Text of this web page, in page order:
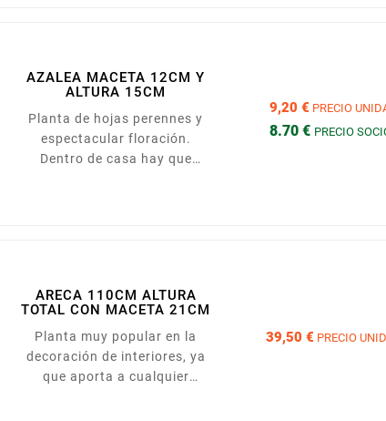
AZALEA MACETA 12CM Y
ALTURA 15CM
Planta de hojas perennes y
espectacular floración.
Dentro de casa hay que
9,20 € PRECIO
8.70 € PRECIO
ARECA 110CM ALTURA
TOTAL CON MACETA 21CM
Planta muy popular en la
decoración de interiores, ya
que aporta a cualquier
39,50 € PRECIO